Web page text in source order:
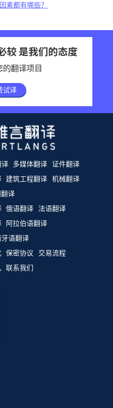
素都有哪些？
较 是我们的态度
的翻译项目
试译
译 多媒体翻译 证件翻译
建筑工程翻译 机械翻译
译
俄语翻译
法语翻译
阿拉伯语翻译
语翻译
保密协议
交易流程
联系我们